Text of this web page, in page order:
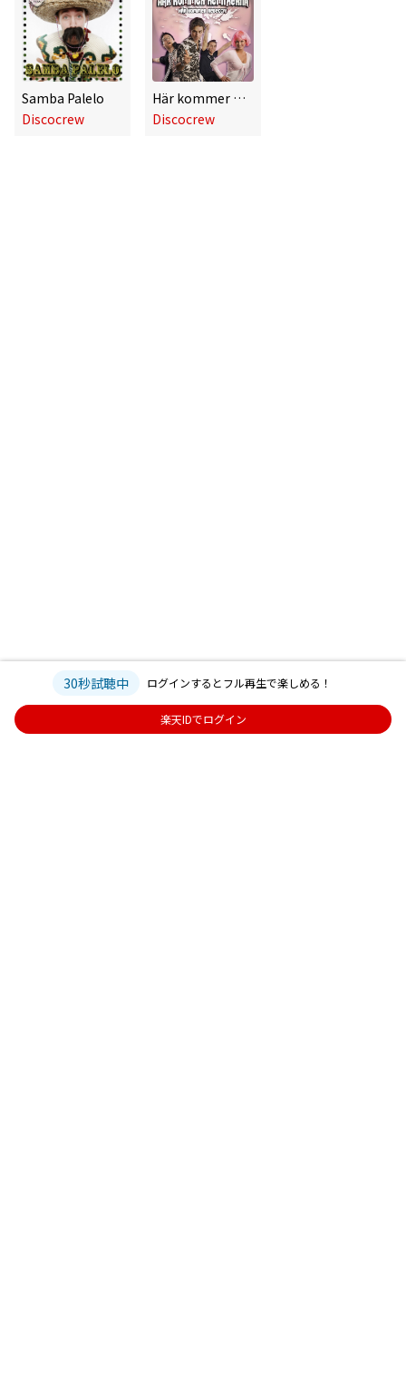
Samba Palelo
Discocrew
Här kommer Rebecca (Här kommer remixarna EP)
Discocrew
30秒試聴中 ログインするとフル再生で楽しめる！
楽天IDでログイン